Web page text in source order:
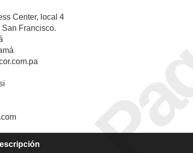
Center, local 4
Francisco.